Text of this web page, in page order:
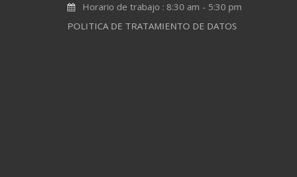
Horario de trabajo : 8:30 am - 5:30 pm
POLITICA DE TRATAMIENTO DE DATOS